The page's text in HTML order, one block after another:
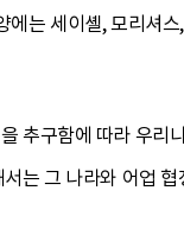
는 세이셸, 모리셔
추구함에 따라 우리
는 그 나라와 어업